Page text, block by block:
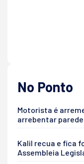
No Ponto
Motorista é
arrebentar
Kalil recua e fica
Assembleia